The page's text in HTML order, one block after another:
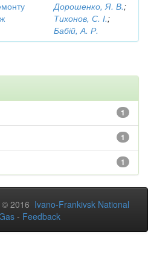
Дорошенко, Я. В.;
Тихонов, С. І.;
Бабій, А. Р.
1
1
1
© 2016 Ivano-Frankivsk National
- Feedback